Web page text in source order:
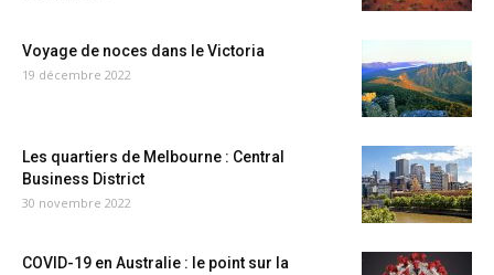
Voyage de noces dans le Victoria
19 décembre 2022
Les quartiers de Melbourne : Central
Business District
30 novembre 2022
COVID-19 en Australie : le point sur la